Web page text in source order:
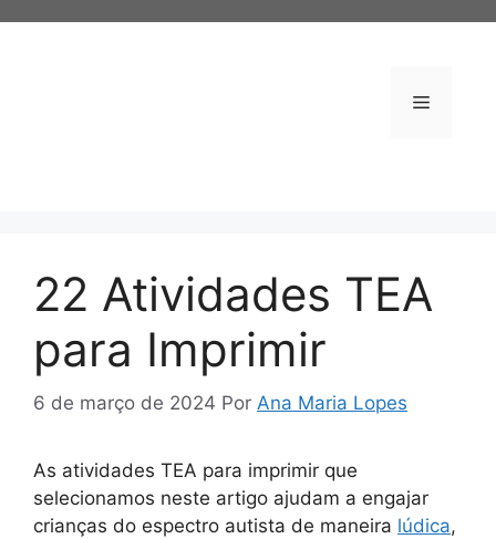
Menu
22 Atividades TEA
para Imprimir
6 de março de 2024 Por Ana Maria Lopes
As atividades TEA para imprimir que
selecionamos neste artigo ajudam a engajar
crianças do espectro autista de maneira lúdica,